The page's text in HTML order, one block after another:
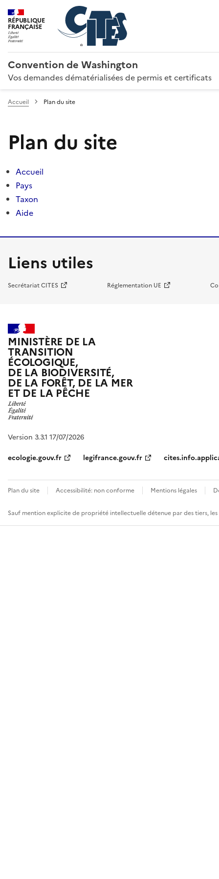
RÉPUBLIQUE
FRANÇAISE
Convention de Washington
Vos demandes dématérialisées de permis et certificats
Accueil Plan du site
Plan du site
Accueil
Pays
Taxon
Aide
Liens utiles
Secrétariat CITES Réglementation UE
MINISTÈRE DE LA
TRANSITION
ÉCOLOGIQUE,
DE LA BIODIVERSITÉ,
DE LA FORÊT, DE LA MER
ET DE LA PÊCHE
Version 3.3.1 17/07/2026
ecologie.gouv.fr
legifrance.gouv.fr
Plan du site Accessibilité: non conforme Mentions légales
Sauf mention explicite de propriété intellectuelle détenue par des tiers,